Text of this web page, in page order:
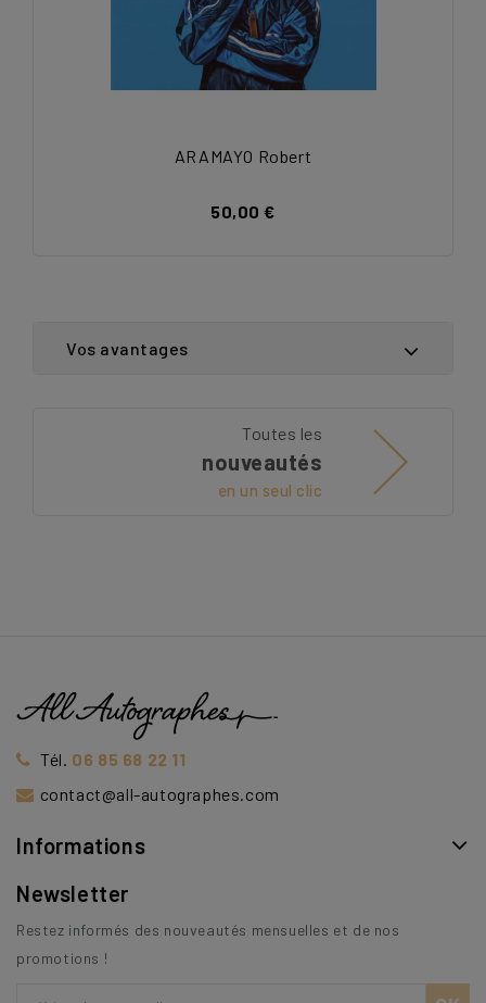
ARAMAYO Robert
50,00 €
Vos avantages
Toutes les
nouveautés
en un seul clic
Tél. 06 85 68 22 11
contact@all-autographes.com
Informations
Newsletter
Restez informés des nouveautés mensuelles et de nos
promotions !